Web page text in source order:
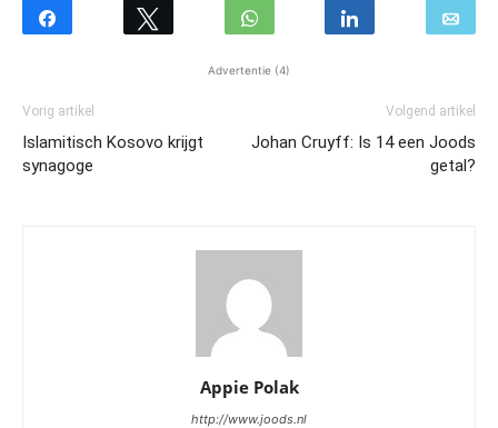
Advertentie (4)
Vorig artikel
Islamitisch Kosovo krijgt
synagoge
Volgend artikel
Johan Cruyff: Is 14 een Joods
getal?
Appie Polak
http://www.joods.nl